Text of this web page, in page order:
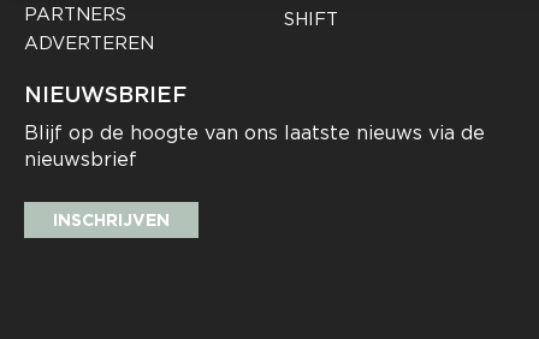
PARTNERS
ADVERTEREN
SHIFT
NIEUWSBRIEF
Blijf op de hoogte van ons laatste nieuws via de
nieuwsbrief
INSCHRIJVEN